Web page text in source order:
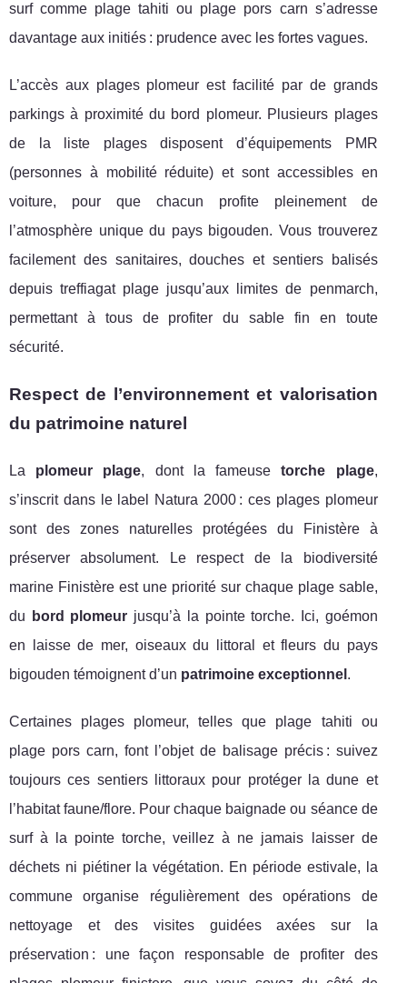
surf comme plage tahiti ou plage pors carn s’adresse
davantage aux initiés : prudence avec les fortes vagues.
L’accès aux plages plomeur est facilité par de grands
parkings à proximité du bord plomeur. Plusieurs plages
de la liste plages disposent d’équipements PMR
(personnes à mobilité réduite) et sont accessibles en
voiture, pour que chacun profite pleinement de
l’atmosphère unique du pays bigouden. Vous trouverez
facilement des sanitaires, douches et sentiers balisés
depuis treffiagat plage jusqu’aux limites de penmarch,
permettant à tous de profiter du sable fin en toute
sécurité.
Respect de l’environnement et valorisation
du patrimoine naturel
La plomeur plage, dont la fameusetorche plage,
s’inscrit dans le label Natura 2000 : ces plages plomeur
sont des zones naturelles protégées du Finistère à
préserver absolument. Le respect de la biodiversité
marine Finistère est une priorité sur chaque plage sable,
du
bord plomeur jusqu’à la pointe torche. Ici, goémon
en laisse de mer, oiseaux du littoral et fleurs du pays
bigouden témoignent d’un patrimoine exceptionnel .
Certaines plages plomeur, telles que plage tahiti ou
plage pors carn, font l’objet de balisage précis : suivez
toujours ces sentiers littoraux pour protéger la dune et
l’habitat faune/flore. Pour chaque baignade ou séance de
surf à la pointe torche, veillez à ne jamais laisser de
déchets ni piétiner la végétation. En période estivale, la
commune organise régulièrement des opérations de
nettoyage et des visites guidées axées sur la
préservation : une façon responsable de profiter des